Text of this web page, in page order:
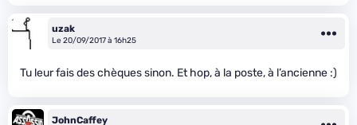
uzak
Le 20/09/2017 à 16h25
Tu leur fais des chèques sinon. Et hop, à la poste, à l’ancienne :)
JohnCaffey